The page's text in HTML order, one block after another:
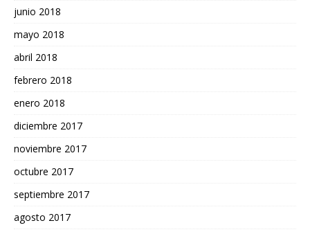
junio 2018
mayo 2018
abril 2018
febrero 2018
enero 2018
diciembre 2017
noviembre 2017
octubre 2017
septiembre 2017
agosto 2017